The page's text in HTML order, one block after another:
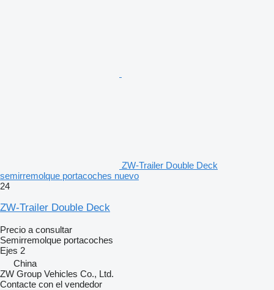
ZW-Trailer Double Deck
semirremolque portacoches nuevo
24
ZW-Trailer Double Deck
Precio a consultar
Semirremolque portacoches
Ejes 2
China
ZW Group Vehicles Co., Ltd.
Contacte con el vendedor